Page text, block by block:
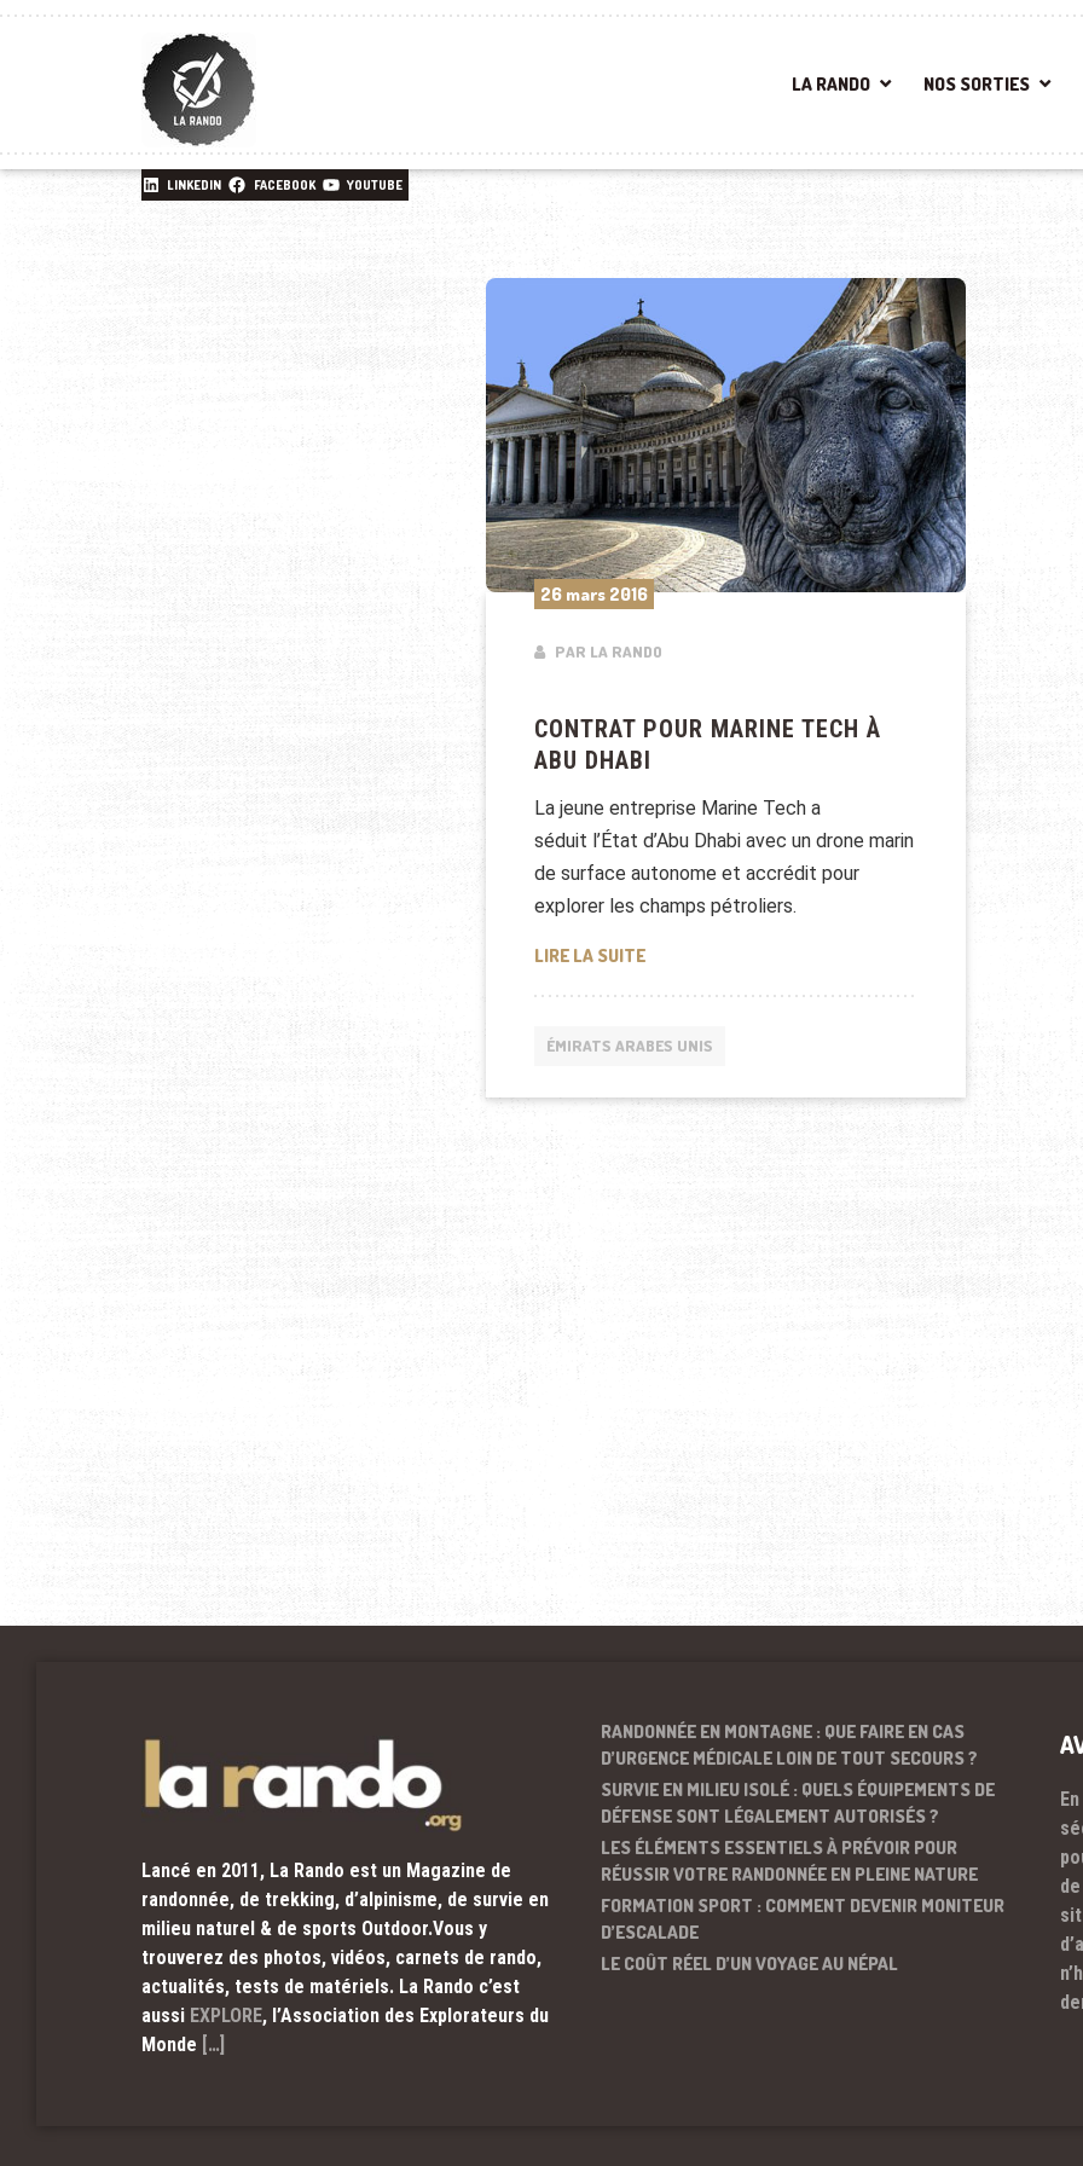
LA RANDO NOS SORTIES
LINKEDIN FACEBOOK YOUTUBE
26 mars 2016
PAR LA RANDO
CONTRAT POUR MARINE TECH À
ABU DHABI
La jeune entreprise Marine Tech a
séduit l’État d’Abu Dhabi avec un drone marin
de surface autonome et accrédit pour
explorer les champs pétroliers.
LIRE LA SUITECONTRAT POUR MARINE TECH À ABU DHABI
ÉMIRATS ARABES UNIS
Lancé en 2011, La Rando est un Magazine de
randonnée, de trekking, d’alpinisme, de survie en
milieu naturel & de sports Outdoor.Vous y
trouverez des photos, vidéos, carnets de rando,
actualités, tests de matériels. La Rando c’est
aussi EXPLORE, l’Association des Explorateurs du
Monde […]
RANDONNÉE EN MONTAGNE : QUE FAIRE EN CAS
D’URGENCE MÉDICALE LOIN DE TOUT SECOURS ?
SURVIE EN MILIEU ISOLÉ : QUELS ÉQUIPEMENTS DE
DÉFENSE SONT LÉGALEMENT AUTORISÉS ?
LES ÉLÉMENTS ESSENTIELS À PRÉVOIR POUR
RÉUSSIR VOTRE RANDONNÉE EN PLEINE NATURE
FORMATION SPORT : COMMENT DEVENIR MONITEUR
D’ESCALADE
LE COÛT RÉEL D’UN VOYAGE AU NÉPAL